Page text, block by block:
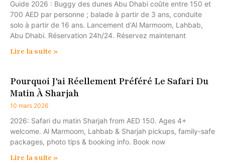
Guide 2026 : Buggy des dunes Abu Dhabi coûte entre 150 et
700 AED par personne ; balade à partir de 3 ans, conduite
solo à partir de 16 ans. Lancement d'Al Marmoom, Lahbab,
Abu Dhabi. Réservation 24h/24. Réservez maintenant
Lire la suite »
Pourquoi J'ai Réellement Préféré Le Safari Du
Matin À Sharjah
10 mars 2026
2026: Safari du matin Sharjah from AED 150. Ages 4+
welcome. Al Marmoom, Lahbab & Sharjah pickups, family-safe
packages, photo tips & booking info. Book now
Lire la suite »